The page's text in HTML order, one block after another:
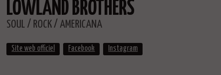
LOWLAND BROTHERS
SOUL / ROCK / AMERICANA
Site web officiel Facebook Instagram